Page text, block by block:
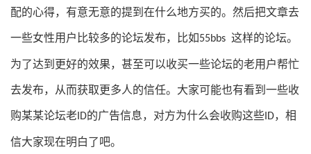
配的心得，有意无意的提到在什么地方买的。然后把文章去
一些女性用户比较多的论坛发布，比如55bbs 这样的论坛。
为了达到更好的效果，甚至可以收买一些论坛的老用户帮忙
去发布，从而获取更多人的信任。大家可能也有看到一些收
购某某论坛老 ID的广告信息，对方为什么会收购这些 ID，相
信大家现在明白了吧。